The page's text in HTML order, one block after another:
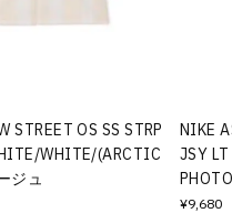
STREET OS SS STRP
WHITE/(ARCTIC
ジュ
NIKE
JSY
¥9,680